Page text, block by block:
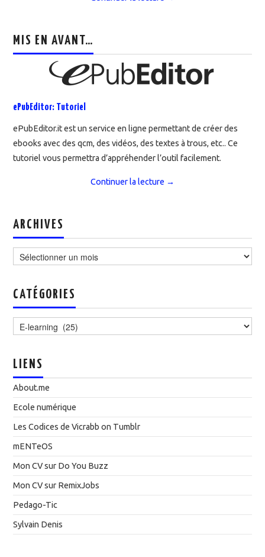
MIS EN AVANT…
ePubEditor: Tutoriel
ePubEditor.it est un service en ligne permettant de créer des
ebooks avec des qcm, des vidéos, des textes à trous, etc.. Ce
tutoriel vous permettra d’appréhender l’outil facilement.
Continuer la lecture →
ARCHIVES
CATÉGORIES
LIENS
About.me
Ecole numérique
Les Codices de Vicrabb on Tumblr
mENTeOS
Mon CV sur Do You Buzz
Mon CV sur RemixJobs
Pedago-Tic
Sylvain Denis